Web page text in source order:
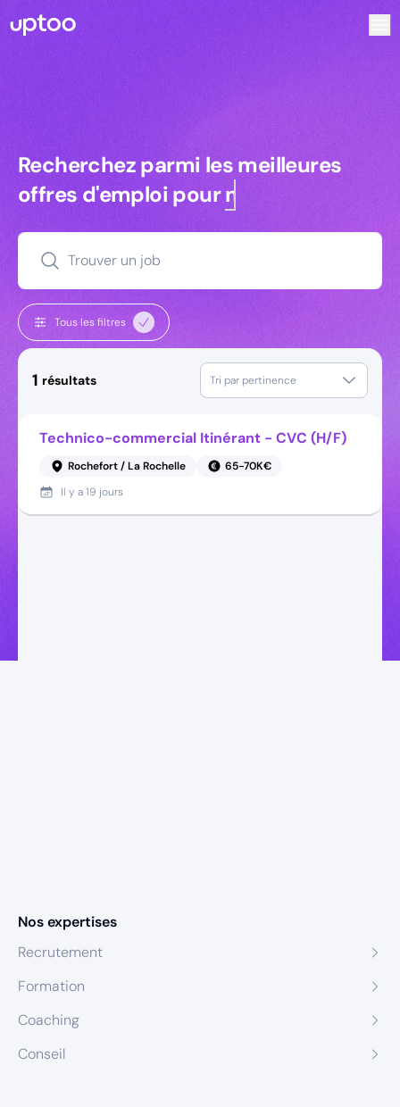
Recherchez parmi les meilleures
Recherchez parmi les meilleures
offres d'emploi pourmanagers
Trouver un job
Tous les filtres
1 résultats Tri par pertinence
Technico-commercial Itinérant - CVC (H/F)
Rochefort / La Rochelle
65-70K€
Il y a19 jours
Nos expertises
Recrutement
Formation
Coaching
Conseil